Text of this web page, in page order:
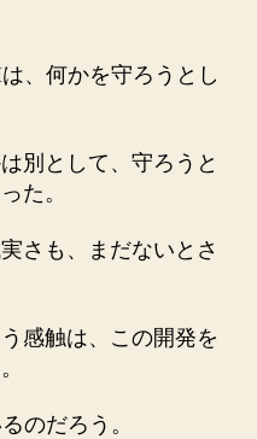
、何かを守ろうとし
別として、守ろうと
た。
さも、まだないとさ
感触は、この開発を
のだろう。